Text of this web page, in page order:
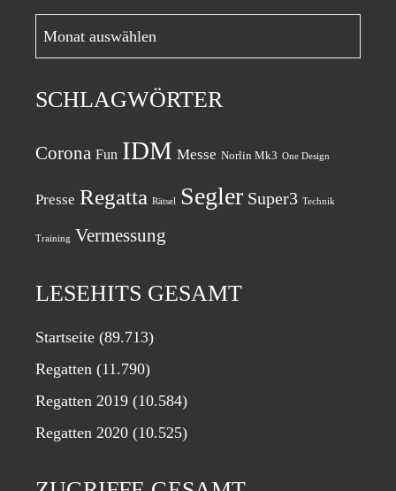
Archiv
monatlich
SCHLAGWÖRTER
Corona Fun IDM Messe Norlin Mk3 One Design
Presse Regatta Rätsel Segler Super3 Technik
Training Vermessung
LESEHITS GESAMT
Startseite (89.713)
Regatten (11.790)
Regatten 2019 (10.584)
Regatten 2020 (10.525)